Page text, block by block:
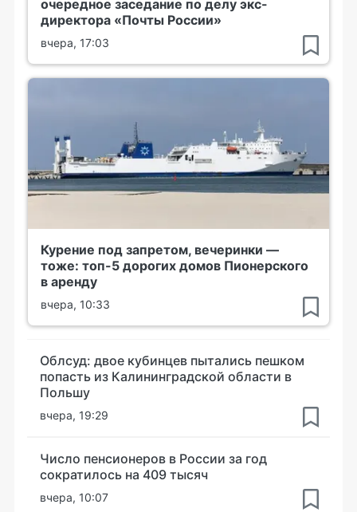
очередное заседание по делу экс-
директора «Почты России»
вчера, 17:03
Курение под запретом, вечеринки —
тоже: топ-5 дорогих домов Пионерского
в аренду
вчера, 10:33
Облсуд: двое кубинцев пытались пешком
попасть из Калининградской области в
Польшу
вчера, 19:29
Число пенсионеров в России за год
сократилось на 409 тысяч
вчера, 10:07